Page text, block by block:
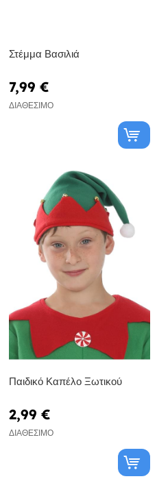
Στέμμα Βασιλιά
7,99 €
ΔΙΑΘΈΣΙΜΟ
Παιδικό Καπέλο Ξωτικού
2,99 €
ΔΙΑΘΈΣΙΜΟ